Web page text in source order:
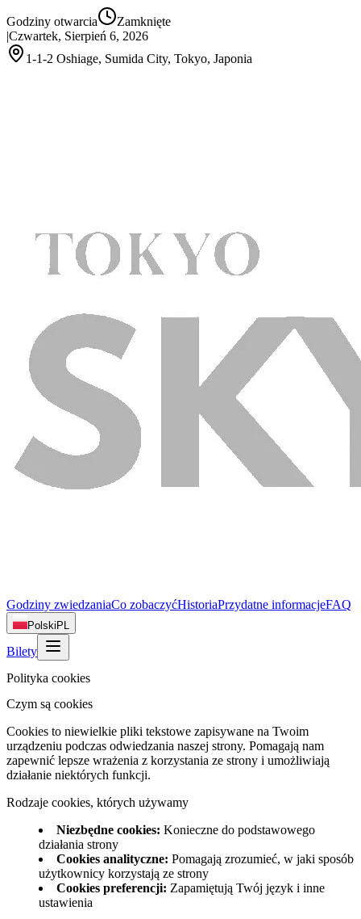
Godziny otwarcia
Zamknięte
|Czwartek, Sierpień 6, 2026
1-1-2 Oshiage, Sumida City, Tokyo, Japonia
Godziny zwiedzaniaCo zobaczyćHistoriaPrzydatne informacjeFAQ
Polski PL
Bilety
Polityka cookies
Czym są cookies
Cookies to niewielkie pliki tekstowe zapisywane na Twoim
urządzeniu podczas odwiedzania naszej strony. Pomagają nam
zapewnić lepsze wrażenia z korzystania ze strony i umożliwiają
działanie niektórych funkcji.
Rodzaje cookies, których używamy
Niezbędne cookies: Konieczne do podstawowego
działania strony
Cookies analityczne: Pomagają zrozumieć, w jaki sposób
użytkownicy korzystają ze strony
Cookies preferencji: Zapamiętują Twój język i inne
ustawienia